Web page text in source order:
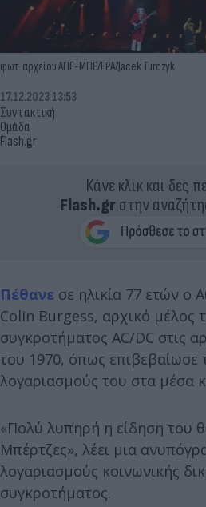
φωτ. αρχείου ΑΠΕ-ΜΠΕ/EPA/Jacek Turczyk
Συντακτική
Ομάδα
Flash.gr
17.12.2023 13:53
Κάνε κλικ και δες
Flash.grστην
Πέθανε σε ηλικία 77 ετών ο
Colin Burgess, αρχικό μέλος
συγκροτήματος AC/DC στις
του 1970, όπως επιβεβαίωσε
λογαριασμούς του στα μέσα
«Πολύ λυπηρή η είδηση του
Μπέρτζες», λέει μια
λογαριασμούς κοινωνικής
συγκροτήματος.